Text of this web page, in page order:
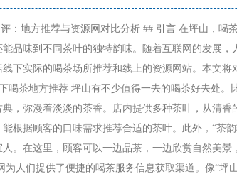
：地方推荐与资源网对比分析 ## 引言 在坪山，喝
品味到不同茶叶的独特韵味。随着互联网的发展，
下实际的喝茶场所推荐和线上的资源网站。本文将
喝茶地方推荐 坪山有不少值得一去的喝茶好去处。
，弥漫着淡淡的茶香。店内提供多种茶叶，从清香
根据顾客的口味需求推荐合适的茶叶。此外，“茶
。在这里，顾客可以一边品茶，一边欣赏自然美景
为人们提供了便捷的喝茶服务信息获取渠道。像“坪